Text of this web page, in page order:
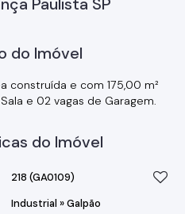
do Imóvel
construída e com 175,00 m²
e 02 vagas de Garagem.
do Imóvel
218 (GA0109)
Industrial »Galpão